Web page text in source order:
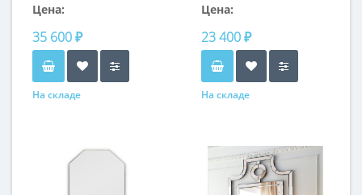
Цена:
35 600 ₽
На складе
Цена:
23 400 ₽
На складе